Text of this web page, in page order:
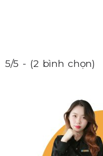
5/5 - (2 bình chọn)